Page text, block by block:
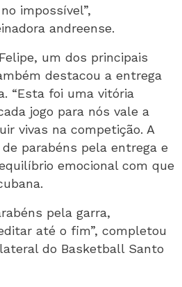
impossível”,
andreense.
um dos principais
destacou a entrega
“Esta foi uma vitória
jogo para nós vale a
vivas na competição. A
parabéns pela entrega e
emocional com que
pela garra,
até o fim”, completou
do Basketball Santo